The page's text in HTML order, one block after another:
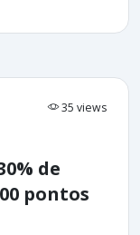
35 views
de
pontos